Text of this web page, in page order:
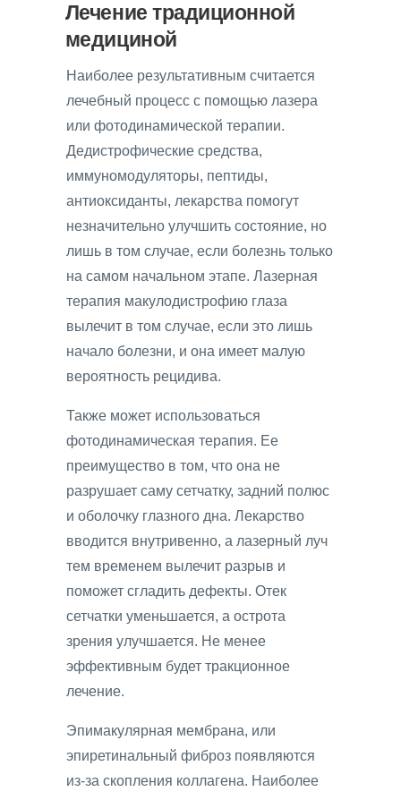
Лечение традиционной
медициной
Наиболее результативным считается
лечебный процесс с помощью лазера
или фотодинамической терапии.
Дедистрофические средства,
иммуномодуляторы, пептиды,
антиоксиданты, лекарства помогут
незначительно улучшить состояние, но
лишь в том случае, если болезнь только
на самом начальном этапе. Лазерная
терапия макулодистрофию глаза
вылечит в том случае, если это лишь
начало болезни, и она имеет малую
вероятность рецидива.
Также может использоваться
фотодинамическая терапия. Ее
преимущество в том, что она не
разрушает саму сетчатку, задний полюс
и оболочку глазного дна. Лекарство
вводится внутривенно, а лазерный луч
тем временем вылечит разрыв и
поможет сгладить дефекты. Отек
сетчатки уменьшается, а острота
зрения улучшается. Не менее
эффективным будет тракционное
лечение.
Эпимакулярная мембрана, или
эпиретинальный фиброз появляются
из-за скопления коллагена. Наиболее